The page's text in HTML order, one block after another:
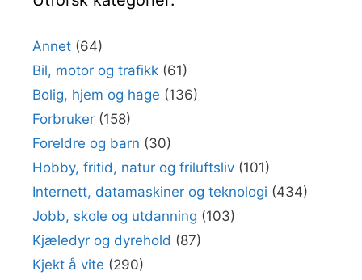
Annet (64)
Bil, motor og trafikk (61)
Bolig, hjem og hage (136)
Forbruker (158)
Foreldre og barn (30)
Hobby, fritid, natur og friluftsliv (101)
Internett, datamaskiner og teknologi (434)
Jobb, skole og utdanning (103)
Kjæledyr og dyrehold (87)
Kjekt å vite (290)